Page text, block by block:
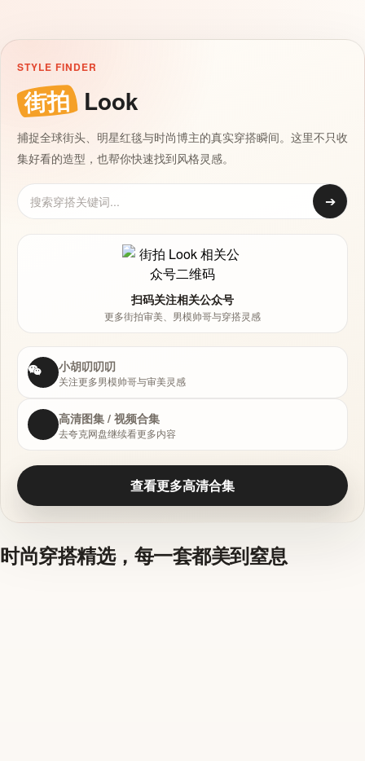
STYLE FINDER
街拍 Look
捕捉全球街头、明星红毯与时尚博主的真实穿搭瞬间。这里不只收
集好看的造型，也帮你快速找到风格灵感。
➔
扫码关注相关公众号
更多街拍审美、男模帅哥与穿搭灵感
小胡叨叨叨
关注更多男模帅哥与审美灵感
高清图集 / 视频合集
去夸克网盘继续看更多内容
查看更多高清合集
时尚穿搭精选，每一套都美到窒息